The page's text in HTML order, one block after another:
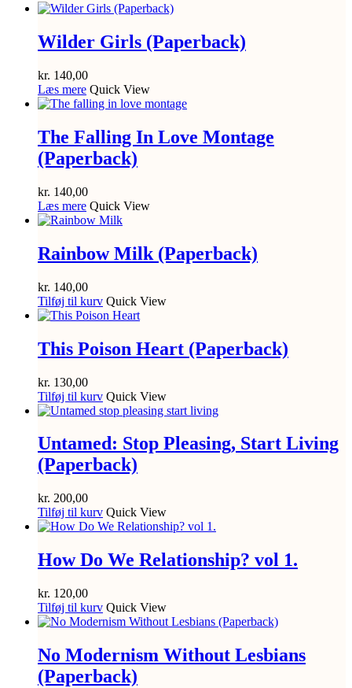
Wilder Girls (Paperback)
kr. 140,00
Læs mere Quick View
The Falling In Love Montage
(Paperback)
kr. 140,00
Læs mere Quick View
Rainbow Milk (Paperback)
kr. 140,00
Tilføj til kurv Quick View
This Poison Heart (Paperback)
kr. 130,00
Tilføj til kurv Quick View
Untamed: Stop Pleasing, Start Living
(Paperback)
kr. 200,00
Tilføj til kurv Quick View
How Do We Relationship? vol 1.
kr. 120,00
Tilføj til kurv Quick View
No Modernism Without Lesbians
(Paperback)